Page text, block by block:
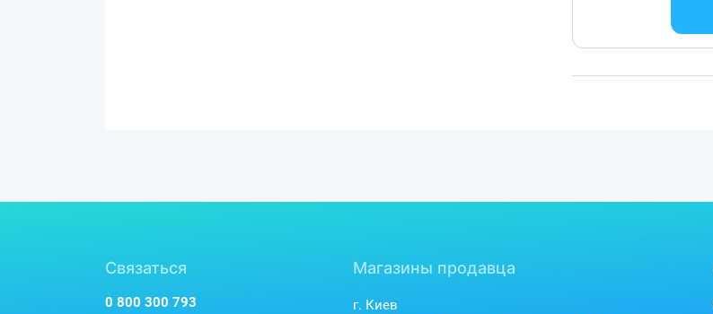
Связаться
0 800 300 793
Магазины продавца
г. Киев